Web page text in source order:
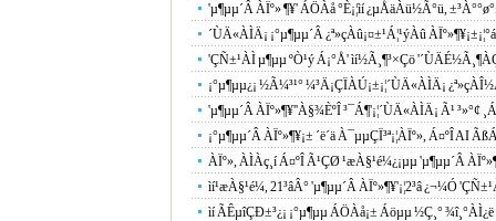
'µ¶µµ´Â ÀÏº» ¶¥' ÁÖÀå °­È­¡¦ìí ¿µÅäÀü½Ã°ü,
´ÙÄ«ÀÌÄ¡ ¡°µ¶µµ´Â ¿ª»çÀû¡¤±¹Á¦¹ýÀû
'ÇÑ±¹ÀÌ µ¶µµ ºÒ¹ý Á¡°Å' ìí½Ã¸¶³×Çö
¡°µ¶µµ¿¡ ½Ã¼³¹° ¼³Ä¡ÇÏÀÚ¡±¡¦´ÙÄ«ÀÌÄ¡
'µ¶µµ´Â ÀÏº»¶¥''À§¾ÈºÎ ³¯Á¶'¡¦´ÙÄ«ÀÌÄ¡ Ã¹ ³»°¢
¡°µ¶µµ´Â ÀÏº»¶¥¡± ´ë´ä À¯µµÇÏ³ª¡¦ÀÏº», Á¤ºÎ AI
ÀÏº», ÀÌÀç¸í Á¤ºÎ Ã¹ÇØ ¹æÀ§¹é¼­¿¡µµ 'µ¶µµ´Â
ìí¹æÀ§¹é¼­, 21³âÂ° 'µ¶µµ´Â ÀÏº»¶¥'¡¦2³â ¿¬¼Ó
ìí ÃÊµîÇÐ±³¿¡ ¡°µ¶µµ ÁÖÀå¡± Áöµµ ½Ç¸°